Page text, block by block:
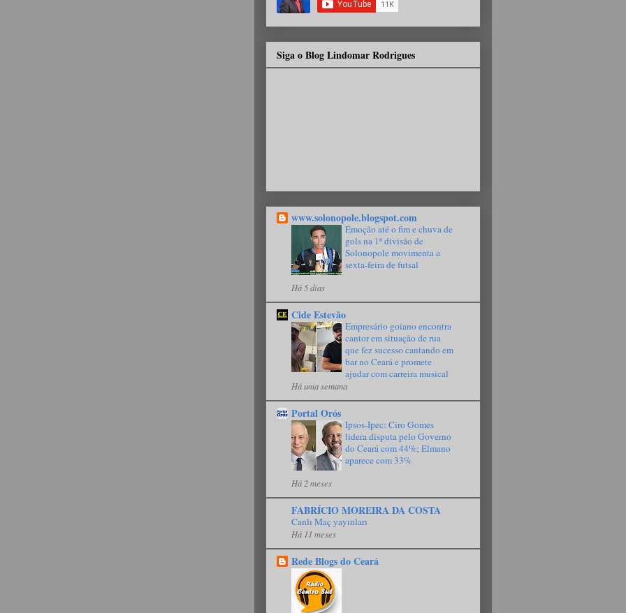
Siga o Blog Lindomar Rodrigues
www.solonopole.blogspot.com
Emoção até o fim e chuva de
gols na 1ª divisão de
Solonopole movimenta a
sexta-feira de futsal
Há 5 dias
Cide Estevão
Empresário goiano encontra
cantor em situação de rua
que fez sucesso cantando em
bar no Ceará e promete
ajudar com carreira musical
Há uma semana
Portal Orós
Ipsos-Ipec: Ciro Gomes
lidera disputa pelo Governo
do Ceará com 44%; Elmano
aparece com 33%
Há 2 meses
FABRÍCIO MOREIRA DA COSTA
Canlı Maç yayınları
Há 11 meses
Rede Blogs do Ceará